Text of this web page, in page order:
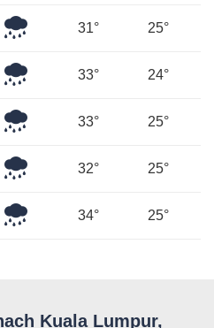
31° 25°
33° 24°
33° 25°
32° 25°
34° 25°
Kuala Lumpur,